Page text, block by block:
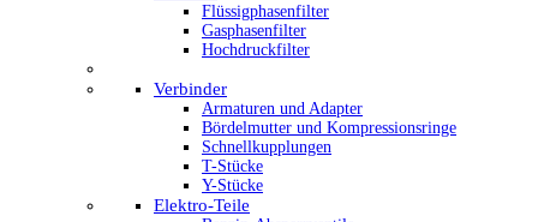
Flüssigphasenfilter
Gasphasenfilter
Hochdruckfilter
Verbinder
Armaturen und Adapter
Bördelmutter und Kompressionsringe
Schnellkupplungen
T-Stücke
Y-Stücke
Elektro-Teile